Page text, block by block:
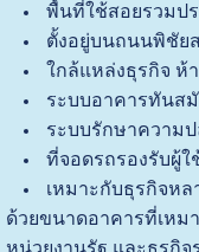
พื้นที่ใช้สอยรวมปร
ตั้งอยู่บนถนนพิชัย
ใกล้แหล่งธุรกิจ ห้
ระบบอาคารทันส
ระบบรักษาความ
ที่จอดรถรองรับผู้ใ
เหมาะกับธุรกิจหล
ด้วยขนาดอาคารที่เหม